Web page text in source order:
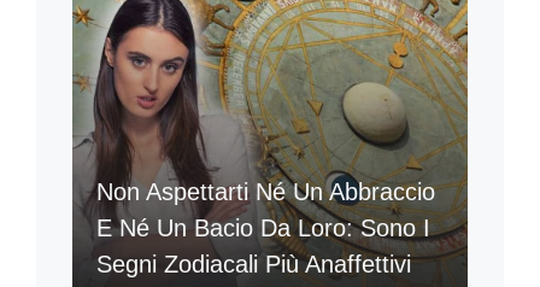
Non Aspettarti Né Un Abbraccio
E Né Un Bacio Da Loro: Sono I
Segni Zodiacali Più Anaffettivi